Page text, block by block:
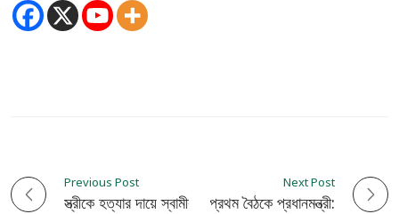
P
Previous Post
স্ত্রীকে হত্যার দায়ে স্বামীর যাবজ্জীবন
Next Post
মন্ত্রিসভার প্রথম বৈঠকে প্রধানমন্ত্রী: